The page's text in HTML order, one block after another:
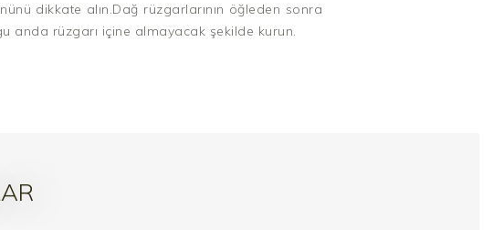
dikkate alın.Dağ rüzgarlarının öğleden sonra
anda rüzgarı içine almayacak şekilde kurun.